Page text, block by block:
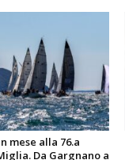
mese alla 76.a
Da Gargnano a